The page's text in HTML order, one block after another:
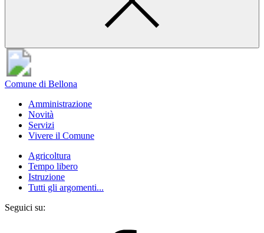
Comune di Bellona
Amministrazione
Novità
Servizi
Vivere il Comune
Agricoltura
Tempo libero
Istruzione
Tutti gli argomenti...
Seguici su: